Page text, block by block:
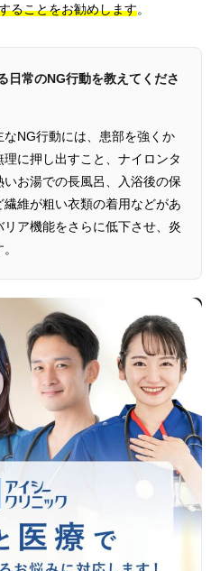
ることをお勧めします。
日常のNG行動を教えてくださ
NG行動には、患部を強くか
に押し出すこと、ナイロンタ
お湯での長風呂、入浴後の保
維が粗い衣類の着用などがあ
ア機能をさらに低下させ、炎